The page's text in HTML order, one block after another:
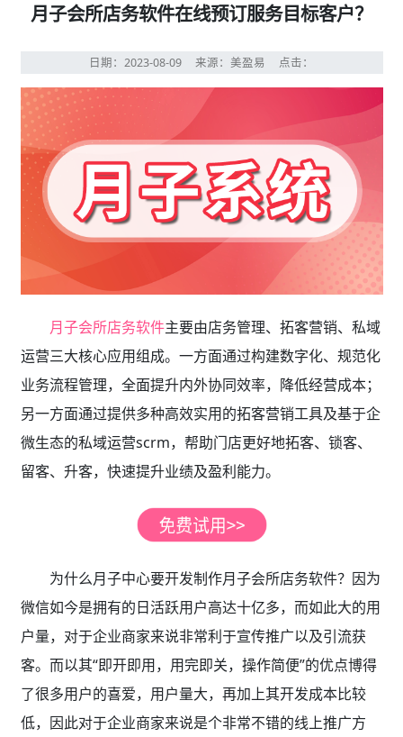
月子会所店务软件在线预订服务目标客户？
日期：2023-08-09 来源：美盈易 点击：
月子会所店务软件主要由店务管理、拓客营销、私域
运营三大核心应用组成。一方面通过构建数字化、规范化
业务流程管理，全面提升内外协同效率，降低经营成本；
另一方面通过提供多种高效实用的拓客营销工具及基于企
微生态的私域运营scrm，帮助门店更好地拓客、锁客、
留客、升客，快速提升业绩及盈利能力。
为什么月子中心要开发制作月子会所店务软件？因为
微信如今是拥有的日活跃用户高达十亿多，而如此大的用
户量，对于企业商家来说非常利于宣传推广以及引流获
客。而以其“即开即用，用完即关，操作简便”的优点博得
了很多用户的喜爱，用户量大，再加上其开发成本比较
低，因此对于企业商家来说是个非常不错的线上推广方